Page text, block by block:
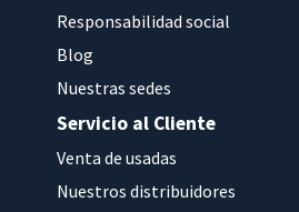
Responsabilidad social
Blog
Nuestras sedes
Servicio al Cliente
Venta de usadas
Nuestros distribuidores